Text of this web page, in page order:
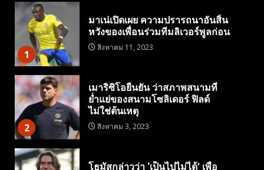
1
มาเน่เปิดเผย ความปรารถนาอันสิ้น
หวังของเพื่อนร่วมทีมลิเวอร์พูลก่อน
สิงหาคม 11, 2023
2
เมาริซิโอยืนยัน ว่าสภาพสนามที่
ย่ำแย่ของสนามโซลิเดอร์ ฟิลด์
ไม่ใช่ต้นเหตุ
สิงหาคม 3, 2023
โธมัสกล่าวว่า ‘เป็นไปไม่ได้’ เพื่อ